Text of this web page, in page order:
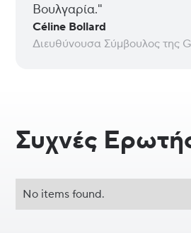
Βουλγαρία."
Céline Bollard
Διευθύνουσα Σύμβουλος της
Συχνές
No items found.